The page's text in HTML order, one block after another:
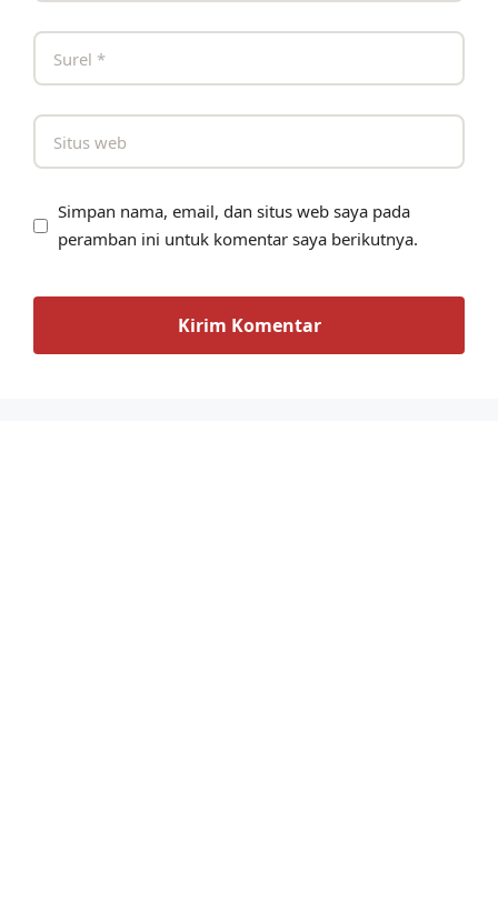
Simpan nama, email, dan situs web saya pada
peramban ini untuk komentar saya berikutnya.